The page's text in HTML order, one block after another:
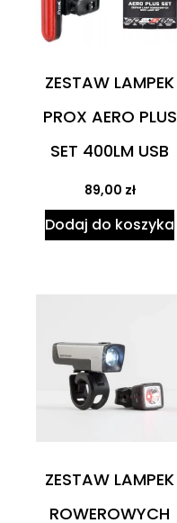
ZESTAW LAMPEK
PROX AERO PLUS
SET 400LM USB
89,00 zł
Dodaj do koszyka
ZESTAW LAMPEK
ROWEROWYCH